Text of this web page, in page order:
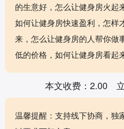
的生意好，怎么让健身房火起
如何让健身房快速盈利，怎样
来，怎么让健身房的人帮你做
低的价格，如何让健身房看起
本文收费：2.00
温馨提醒：支持线下协商，独